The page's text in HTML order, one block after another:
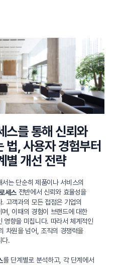
스를 통해 신뢰와
법, 사용자 경험부터
별 개선 전략
는 단순히 제품이나 서비스의
세스 전반에서 신뢰와 효율성을
고객과의 모든 접점은 기업의
, 이때의 경험이 브랜드에 대한
영향을 미칩니다. 따라서 체계적인
차원을 넘어, 조직의 경쟁력을
다.
를 단계별로 분석하고, 각 단계에서